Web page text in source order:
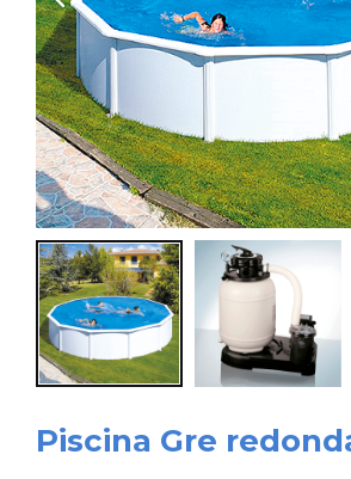
Piscina Gre